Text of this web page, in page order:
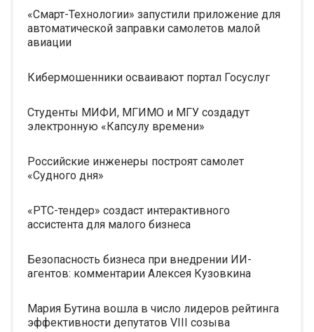
«Смарт-Технологии» запустили приложение для
автоматической заправки самолетов малой
авиации
Кибермошенники осваивают портал Госуслуг
Студенты МИФИ, МГИМО и МГУ создадут
электронную «Капсулу времени»
Российские инженеры построят самолет
«Судного дня»
«РТС-тендер» создаст интерактивного
ассистента для малого бизнеса
Безопасность бизнеса при внедрении ИИ-
агентов: комментарии Алексея Кузовкина
Мария Бутина вошла в число лидеров рейтинга
эффективности депутатов VIII созыва